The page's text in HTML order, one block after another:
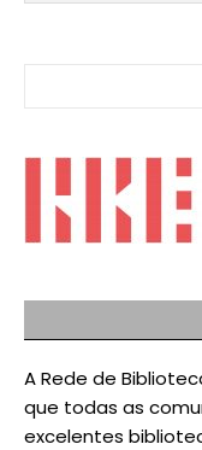
A Rede de
que todas as
excelentes